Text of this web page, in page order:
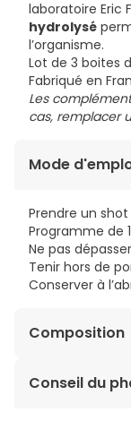
laboratoire Eric
hydrolysé
l’organisme.
Lot de 3 boites
Fabriqué en
Les
cas, remplacer
Mode
Prendre un
Programme de
Ne pas
Tenir hors de
Conserver à
Composition
Eau ; hydolysat
Conseil du